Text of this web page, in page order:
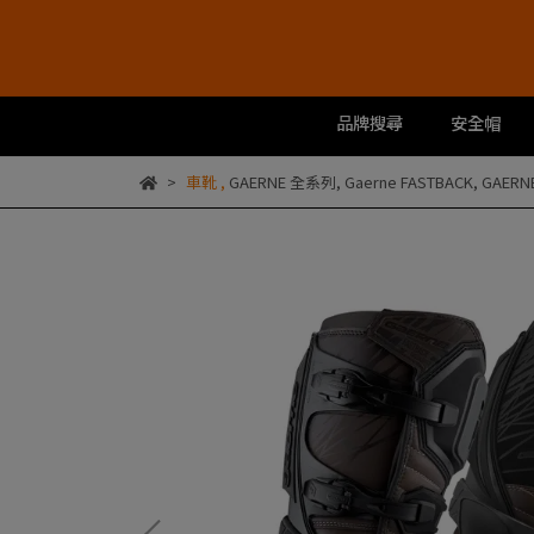
品牌搜尋 安全帽
車靴, GAERNE 全系列, Gaerne FASTBACK,